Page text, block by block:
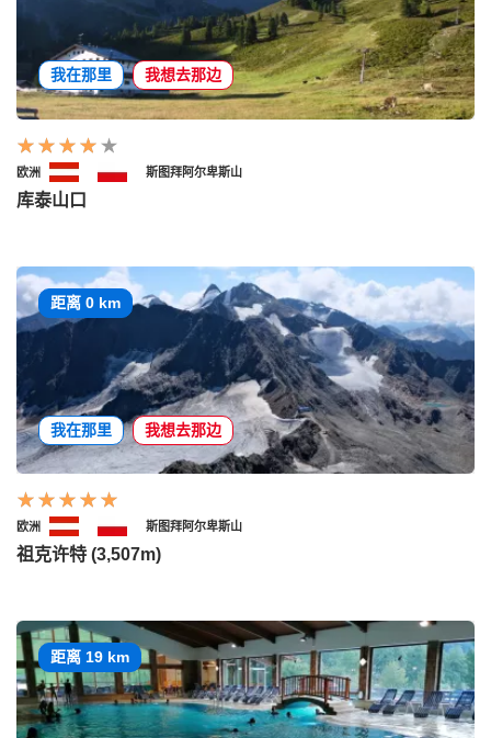
我在那里 我想去那边
欧洲 斯图拜阿尔卑斯山
库泰山口
距离 0 km
我在那里 我想去那边
欧洲 斯图拜阿尔卑斯山
祖克许特 (3,507m)
距离 19 km